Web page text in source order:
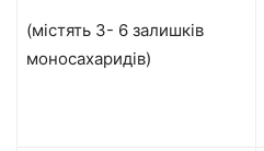
(містять 3- 6 залишків
моносахаридів)